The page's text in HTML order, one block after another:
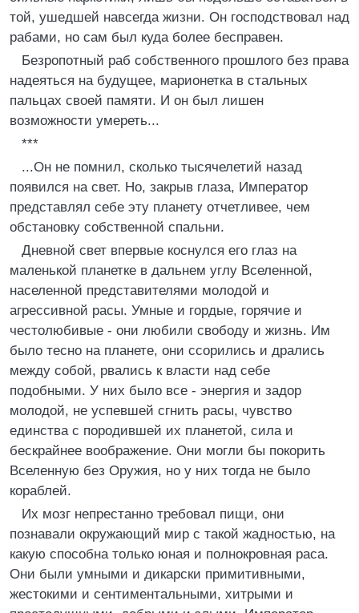
той, ушедшей навсегда жизни. Он господствовал над
рабами, но сам был куда более бесправен.
Безропотный раб собственного прошлого без права
надеяться на будущее, марионетка в стальных
пальцах своей памяти. И он был лишен
возможности умереть...
***
...Он не помнил, сколько тысячелетий назад
появился на свет. Но, закрыв глаза, Император
представлял себе эту планету отчетливее, чем
обстановку собственной спальни.
Дневной свет впервые коснулся его глаз на
маленькой планетке в дальнем углу Вселенной,
населенной представителями молодой и
агрессивной расы. Умные и гордые, горячие и
честолюбивые - они любили свободу и жизнь. Им
было тесно на планете, они ссорились и дрались
между собой, рвались к власти над себе
подобными. У них было все - энергия и задор
молодой, не успевшей сгнить расы, чувство
единства с породившей их планетой, сила и
бескрайнее воображение. Они могли бы покорить
Вселенную без Оружия, но у них тогда не было
кораблей.
Их мозг непрестанно требовал пищи, они
познавали окружающий мир с такой жадностью, на
какую способна только юная и полнокровная раса.
Они были умными и дикарски примитивными,
жестокими и сентиментальными, хитрыми и